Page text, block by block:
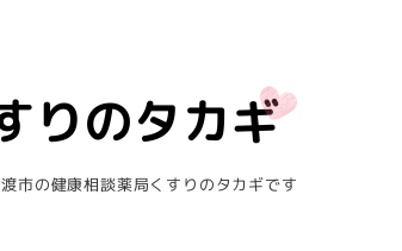
市の健康相談薬局くすりのタカギです